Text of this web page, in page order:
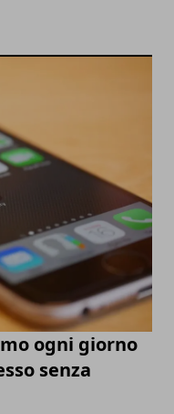
ogni giorno
senza